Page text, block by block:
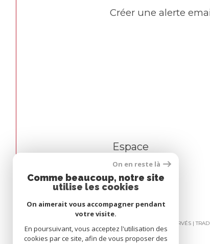
Créer une alerte
Espace
propriétaire
Se connecter
© 2026 | TOUS DROITS RÉSERVÉS |
On en reste là
Comme beaucoup, notre site
utilise les cookies
On aimerait vous accompagner pendant
votre visite.
En poursuivant, vous acceptez l'utilisation des
cookies par ce site, afin de vous proposer des